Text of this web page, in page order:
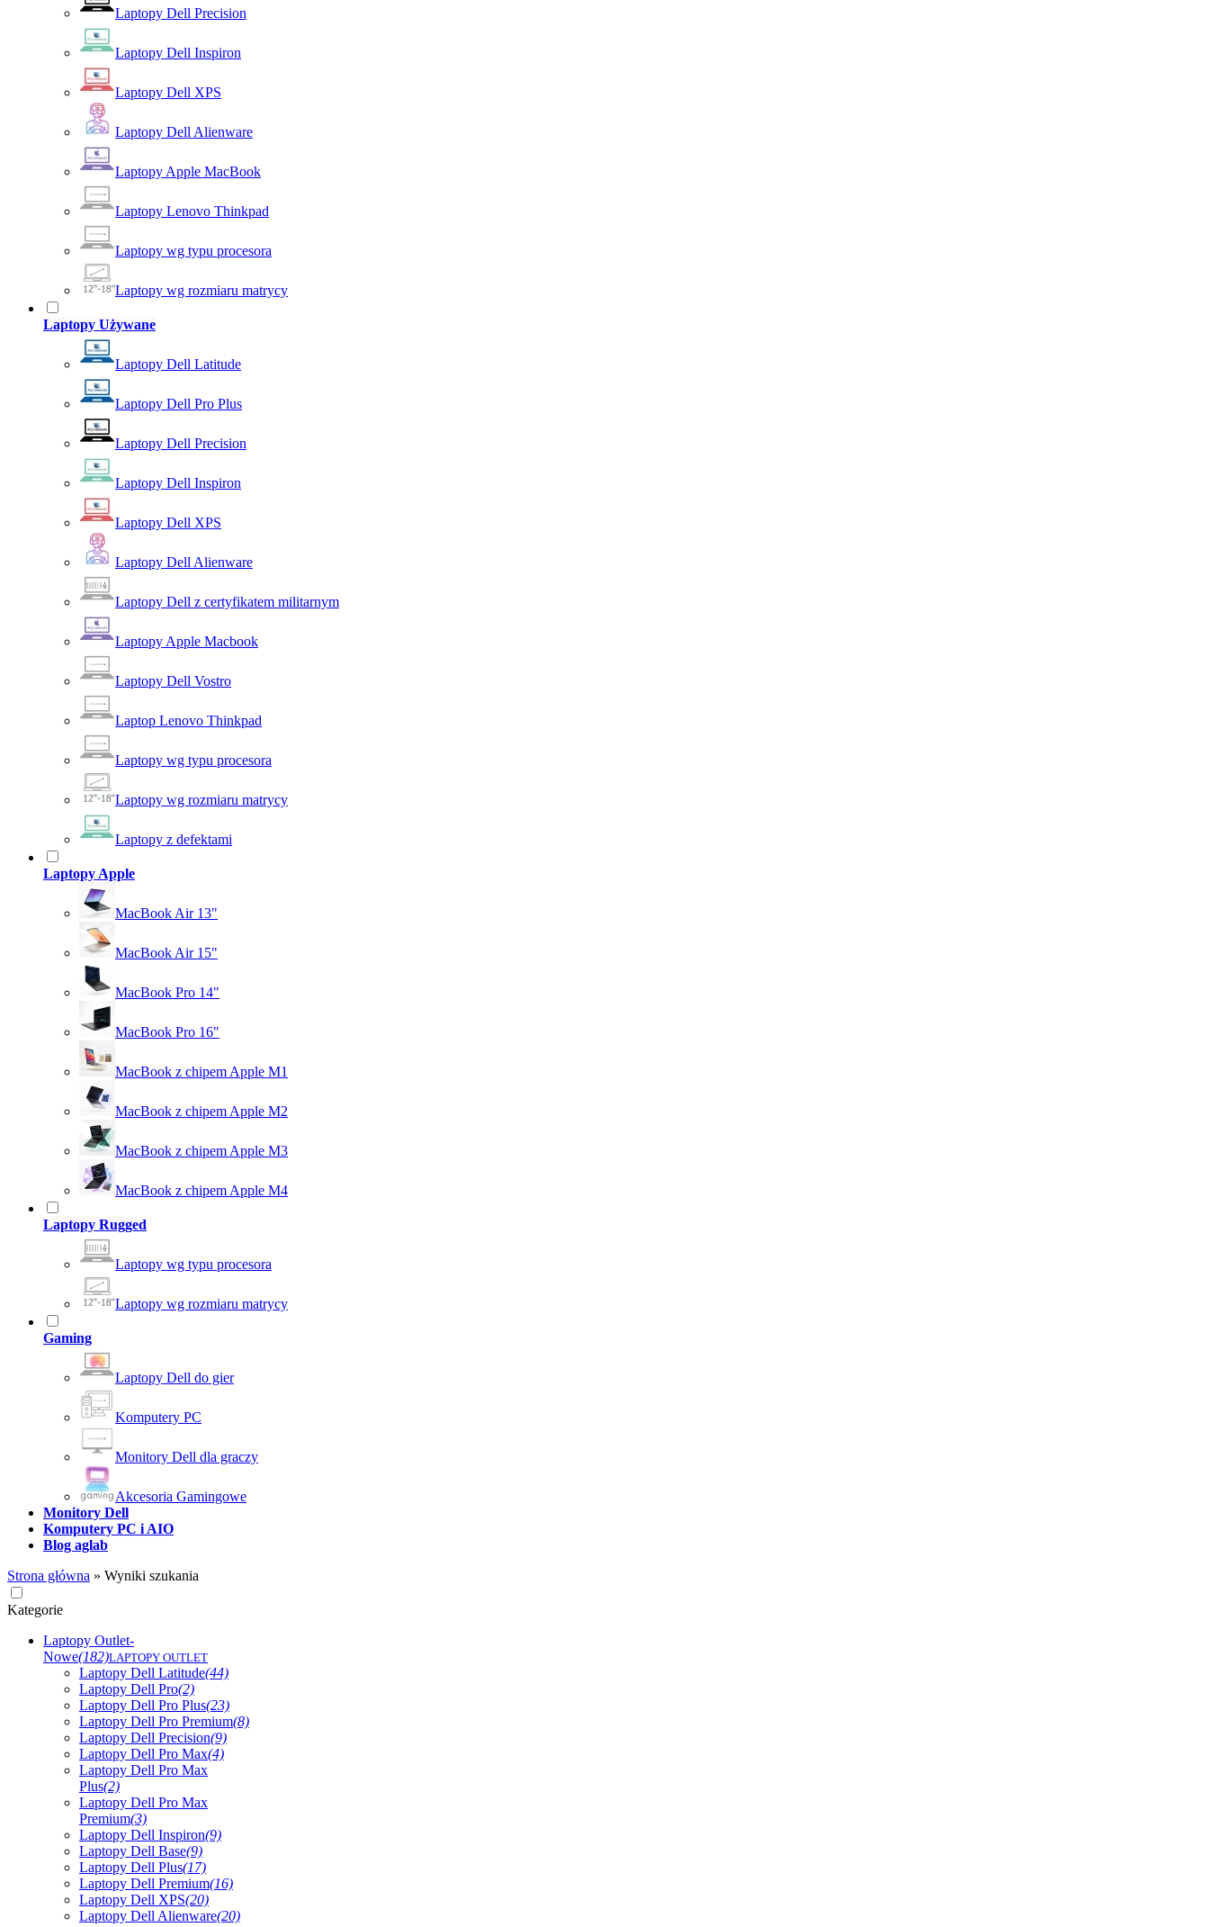
Laptopy Dell Precision
Laptopy Dell Inspiron
Laptopy Dell XPS
Laptopy Dell Alienware
Laptopy Apple MacBook
Laptopy Lenovo Thinkpad
Laptopy wg typu procesora
Laptopy wg rozmiaru matrycy
Laptopy Używane
Laptopy Dell Latitude
Laptopy Dell Pro Plus
Laptopy Dell Precision
Laptopy Dell Inspiron
Laptopy Dell XPS
Laptopy Dell Alienware
Laptopy Dell z certyfikatem militarnym
Laptopy Apple Macbook
Laptopy Dell Vostro
Laptop Lenovo Thinkpad
Laptopy wg typu procesora
Laptopy wg rozmiaru matrycy
Laptopy z defektami
Laptopy Apple
MacBook Air 13"
MacBook Air 15"
MacBook Pro 14"
MacBook Pro 16"
MacBook z chipem Apple M1
MacBook z chipem Apple M2
MacBook z chipem Apple M3
MacBook z chipem Apple M4
Laptopy Rugged
Laptopy wg typu procesora
Laptopy wg rozmiaru matrycy
Gaming
Laptopy Dell do gier
Komputery PC
Monitory Dell dla graczy
Akcesoria Gamingowe
Monitory Dell
Komputery PC i AIO
Blog aglab
Strona główna » Wyniki szukania
Kategorie
Laptopy Outlet-
Nowe(182)LAPTOPY OUTLET
Laptopy Dell Latitude(44)
Laptopy Dell Pro(2)
Laptopy Dell Pro Plus(23)
Laptopy Dell Pro Premium(8)
Laptopy Dell Precision(9)
Laptopy Dell Pro Max(4)
Laptopy Dell Pro Max
Plus(2)
Laptopy Dell Pro Max
Premium(3)
Laptopy Dell Inspiron(9)
Laptopy Dell Base(9)
Laptopy Dell Plus(17)
Laptopy Dell Premium(16)
Laptopy Dell XPS(20)
Laptopy Dell Alienware(20)